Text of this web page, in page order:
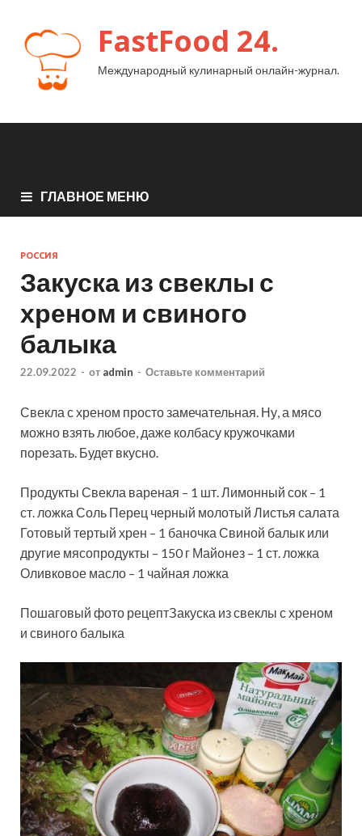
FastFood 24.
Международный кулинарный онлайн-журнал.
ГЛАВНОЕ МЕНЮ
РОССИЯ
Закуска из свеклы с
хреном и свиного
балыка
22.09.2022 - от admin - Оставьте комментарий
Свекла с хреном просто замечательная. Ну, а мясо
можно взять любое, даже колбасу кружочками
порезать. Будет вкусно.
Продукты Свекла вареная – 1 шт. Лимонный сок – 1
ст. ложка Соль Перец черный молотый Листья салата
Готовый тертый хрен – 1 баночка Свиной балык или
другие мясопродукты – 150 г Майонез – 1 ст. ложка
Оливковое масло – 1 чайная ложка
Пошаговый фото рецептЗакуска из свеклы с хреном
и свиного балыка